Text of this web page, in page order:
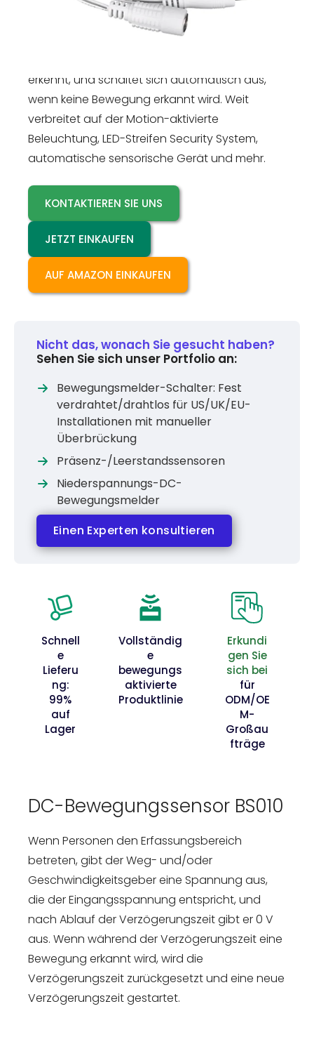
(PIR) und MCU-Steuerung verwendet. Er kann
automatisch Lichter einschalten, indem er die
erkennt, und schaltet sich automatisch aus,
wenn keine Bewegung erkannt wird. Weit
verbreitet auf der Motion-aktivierte
Beleuchtung, LED-Streifen Security System,
automatische sensorische Gerät und mehr.
KONTAKTIEREN SIE UNS
JETZT EINKAUFEN
AUF AMAZON EINKAUFEN
Nicht das, wonach Sie gesucht haben?
Sehen Sie sich unser Portfolio an:
Bewegungsmelder-Schalter: Fest
verdrahtet/drahtlos für US/UK/EU-
Installationen mit manueller
Überbrückung
Präsenz-/Leerstandssensoren
Niederspannungs-DC-
Bewegungsmelder
Einen Experten konsultieren
Schnell
e
Lieferu
ng:
99%
auf
Lager
Vollständig
e
bewegungs
aktivierte
Produktlinie
Erkundi
gen Sie
sich bei
für
ODM/OE
M-
Großau
fträge
DC-Bewegungssensor BS010
Wenn Personen den Erfassungsbereich
betreten, gibt der Weg- und/oder
Geschwindigkeitsgeber eine Spannung aus,
die der Eingangsspannung entspricht, und
nach Ablauf der Verzögerungszeit gibt er 0 V
aus. Wenn während der Verzögerungszeit eine
Bewegung erkannt wird, wird die
Verzögerungszeit zurückgesetzt und eine neue
Verzögerungszeit gestartet.